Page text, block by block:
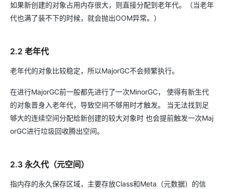
如果新创建的对象占用内存很大，则直接分配到老年代。（当老年
代也满了装不下的时候，就会抛出OOM异常。）
2.2 老年代
老年代的对象比较稳定，所以MajorGC不会频繁执行。
在进行MajorGC前一般都先进行了一次MinorGC， 使得有新生代
的对象晋身入老年代，导致空间不够用时才触发。 当无法找到足
够大的连续空间分配给新创建的较大对象时 也会提前触发一次Maj
orGC进行垃圾回收腾出空间。
2.3 永久代（元空间）
指内存的永久保存区域，主要存放Class和Meta（元数据）的信